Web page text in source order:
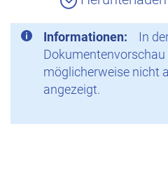
Informationen:
In
Dokumentenvorschau
möglicherweise nicht
angezeigt.